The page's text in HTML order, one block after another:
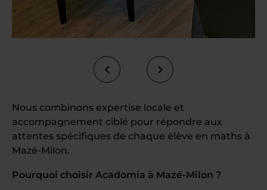
Nous combinons expertise locale et
accompagnement ciblé pour répondre aux
attentes spécifiques de chaque élève en maths à
Mazé-Milon.
Pourquoi choisir Acadomia à Mazé-Milon ?